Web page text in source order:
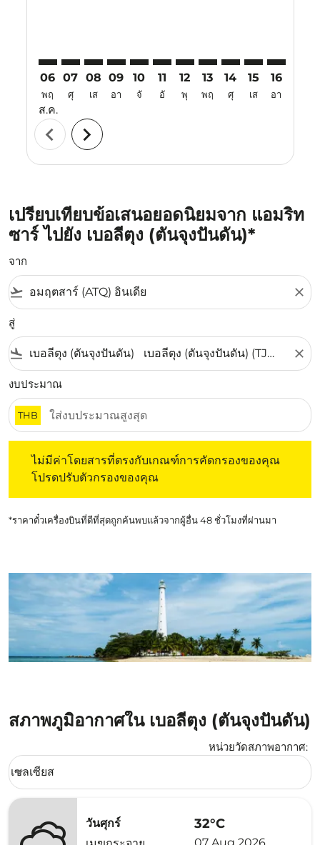
06
พฤ
ส.ค.
07
ศุ
08
เส
09
อา
10
จั
11
อั
12
พุ
13
พฤ
14
ศุ
15
เส
16
อา
chevron_left chevron_right
เปรียบเทียบข้อเสนอยอดนิยมจาก แอมริท
ซาร์ ไปยัง เบอลีตุง (ตันจุงปันดัน)*
จาก
flight_takeoff close
สู่
flight_land close
งบประมาณ
THB
ไม่มีค่าโดยสารที่ตรงกับเกณฑ์การคัดกรองของคุณ
โปรดปรับตัวกรองของคุณ
*ราคาตั๋วเครื่องบินที่ดีที่สุดถูกค้นพบแล้วจากผู้อื่น 48 ชั่วโมงที่ผ่านมา
สภาพภูมิอากาศใน เบอลีตุง (ตันจุงปันดัน)
หน่วยวัดสภาพอากาศ:
Weather unit option เซลเซียส Selected
เซลเซียส
keyboard_arrow_down
วันศุกร์
32°C
07 Aug 2026